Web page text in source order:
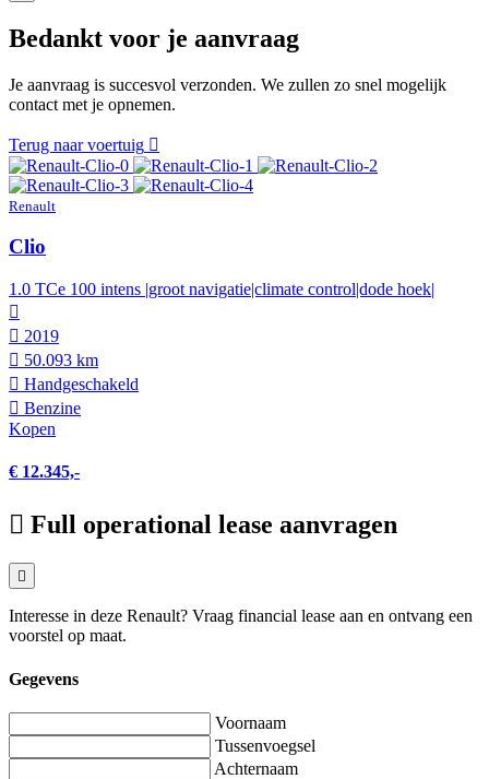
Bedankt voor je aanvraag
Je aanvraag is succesvol verzonden. We zullen zo snel mogelijk
contact met je opnemen.
Terug naar voertuig
Renault
Clio
1.0 TCe 100 intens |groot navigatie|climate control|dode hoek|
2019
50.093 km
Hand­geschakeld
Benzine
Kopen
€ 12.345,-
Full operational lease aanvragen
Interesse in deze Renault? Vraag financial lease aan en ontvang een
voorstel op maat.
Gegevens
Voornaam
Tussenvoegsel
Achternaam